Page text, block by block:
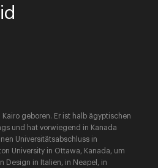
geboren. Er ist halb ägyptischen
und hat vorwiegend in Kanada
Universitätsabschluss in
University in Ottawa, Kanada, um
Design in Italien, in Neapel, in